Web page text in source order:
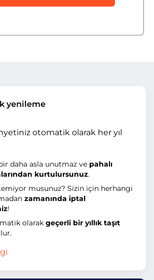
yenileme
otomatik olarak her yıl
daha asla unutmaz ve pahalı
kurtulursunuz.
musunuz? Sizin için herhangi
zamanında iptal
!
olarakgeçerli bir yıllık taşıt